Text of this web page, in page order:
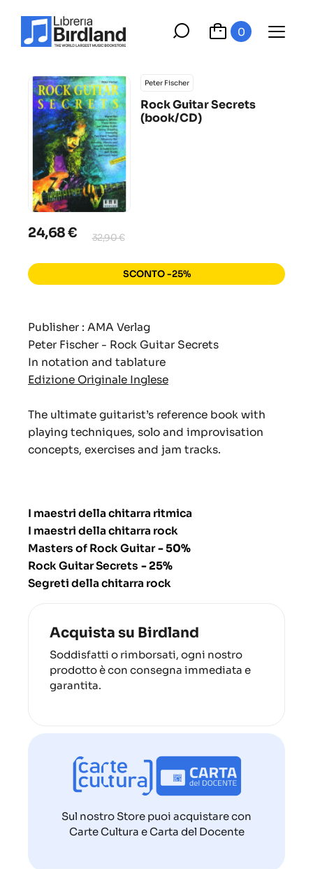
0
Peter Fischer
Rock Guitar Secrets
(book/CD)
24,68 € 32,90 €
SCONTO -25%
Publisher : AMA Verlag
Peter Fischer - Rock Guitar Secrets
In notation and tablature
Edizione Originale Inglese
The ultimate guitarist’s reference book with
playing techniques, solo and improvisation
concepts, exercises and jam tracks.
I maestri della chitarra ritmica
I maestri della chitarra rock
Masters of Rock Guitar - 50%
Rock Guitar Secrets - 25%
Segreti della chitarra rock
Acquista su Birdland
Soddisfatti o rimborsati, ogni nostro
prodotto è con consegna immediata e
garantita.
Sul nostro Store puoi acquistare con
Carte Cultura e Carta del Docente